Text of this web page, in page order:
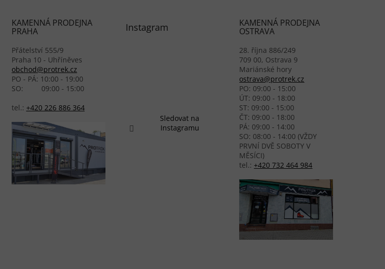
KAMENNÁ PRODEJNA
PRAHA
Přátelství 555/9
Praha 10 - Uhříněves
obchod@protrek.cz
PO - PÁ: 10:00 - 19:00
SO: 09:00 - 15:00
tel.: +420 226 886 364
Instagram
Sledovat na
Instagramu
KAMENNÁ PRODEJNA
OSTRAVA
28. října 886/249
709 00, Ostrava 9
Mariánské hory
ostrava@protrek.cz
PO: 09:00 - 15:00
ÚT: 09:00 - 18:00
ST: 09:00 - 15:00
ČT: 09:00 - 18:00
PÁ: 09:00 - 14:00
SO: 08:00 - 14:00 (VŽDY
PRVNÍ DVĚ SOBOTY V
MĚSÍCI)
tel.:+420 732 464 984